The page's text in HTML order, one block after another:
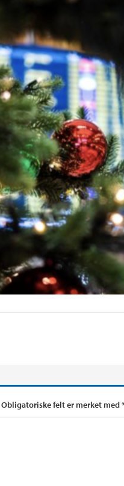
Obligatoriske felt er merket med